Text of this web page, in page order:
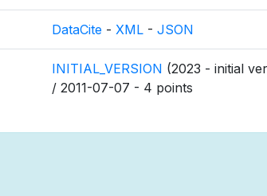
DataCite - XML - JSON
INITIAL_VERSION (2023 - initial
/ 2011-07-07 - 4 points